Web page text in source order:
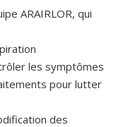
ARAIRLOR, qui
les symptômes
pour lutter
des